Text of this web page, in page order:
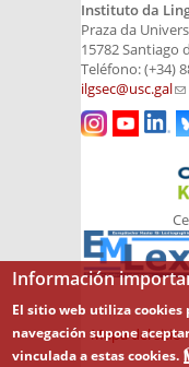
Instituto da
Praza da
15782 Santiago
Teléfono: (+34)
ilgsec@usc.gal
Mapa del sitio
Información
El sitio web utiliza cookies
navegación supone
vinculada a estas cookies.